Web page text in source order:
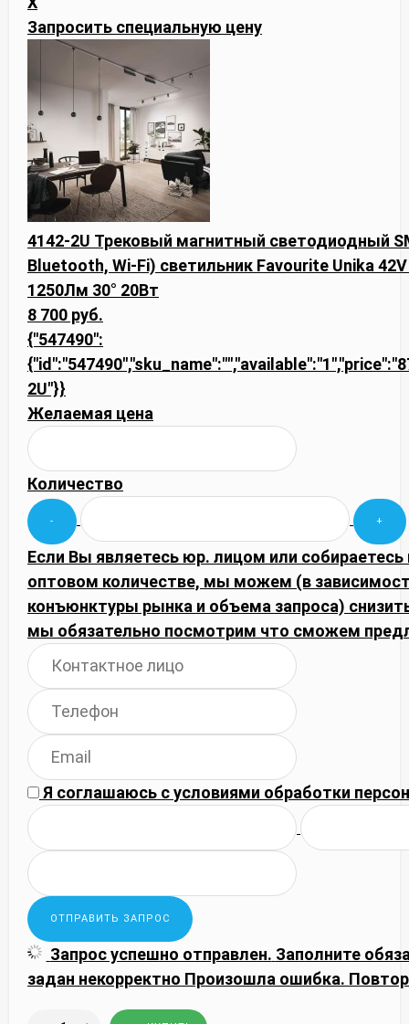
Запросить специальную цену
4142-2U Трековый магнитный светодиодный
Bluetooth, Wi-Fi) светильник Favourite Unika
1250Лм 30° 20Вт
8 700 руб.
{"547490":
2U"}}
Желаемая цена
Количество
Если Вы являетесь юр. лицом или собираетесь
оптовом количестве, мы можем (в
конъюнктуры рынка и объема запроса)
мы обязательно посмотрим что сможем
Я соглашаюсь сусловиями обработки
Запрос успешно отправлен. Заполните
задан некорректно Произошла ошибка.